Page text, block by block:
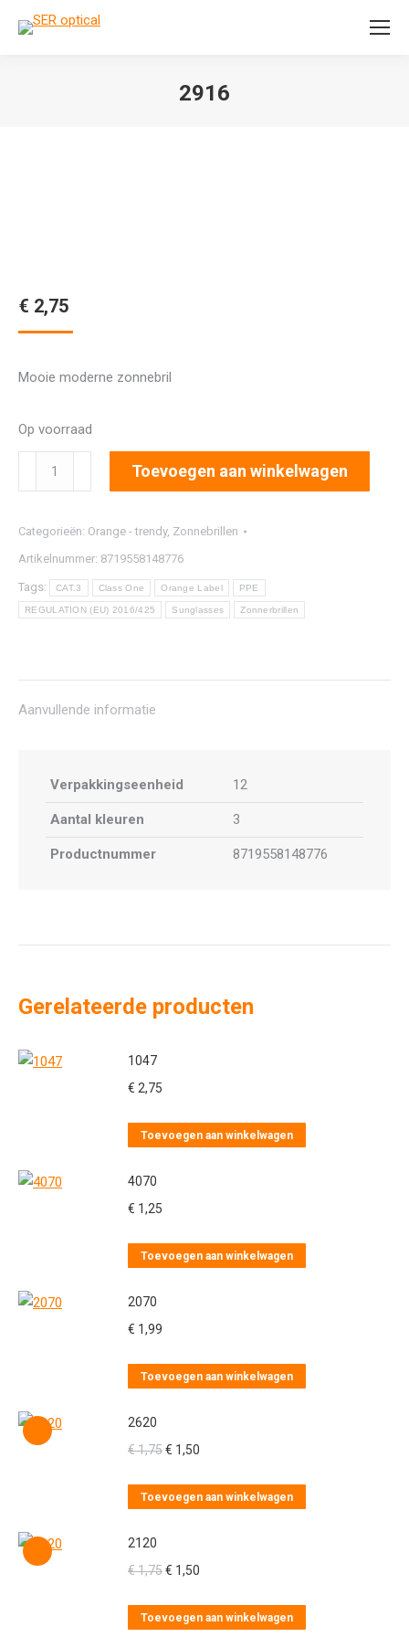
Search:
2916
€ 2,75
Mooie moderne zonnebril
Op voorraad
aantal
Toevoegen aan winkelwagen
Categorieën: Orange - trendy, Zonnebrillen
Artikelnummer: 8719558148776
Tags: CAT.3 Class One Orange Label PPE
REGULATION (EU) 2016/425 Sunglasses Zonnerbrillen
Aanvullende informatie
Verpakkingseenheid 12
Aantal kleuren 3
Productnummer 8719558148776
Gerelateerde producten
1047
€ 2,75
Toevoegen aan winkelwagen
4070
€ 1,25
Toevoegen aan winkelwagen
2070
€ 1,99
Toevoegen aan winkelwagen
2620
€1,75Oorspronkelijke
was:
€ 1,50
is:
Toevoegen aan winkelwagen
2120
€1,75Oorspronkelijke
was:
€ 1,50
is:
Toevoegen aan winkelwagen